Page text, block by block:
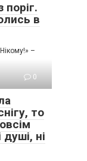
поріг.
в
–
0
то
ні